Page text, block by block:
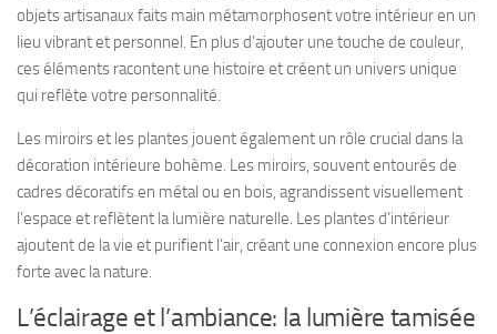
objets artisanaux faits main métamorphosent votre intérieur en un
lieu vibrant et personnel. En plus d’ajouter une touche de couleur,
ces éléments racontent une histoire et créent un univers unique
qui reflète votre personnalité.
Les miroirs et les plantes jouent également un rôle crucial dans la
décoration intérieure bohème. Les miroirs, souvent entourés de
cadres décoratifs en métal ou en bois, agrandissent visuellement
l’espace et reflètent la lumière naturelle. Les plantes d’intérieur
ajoutent de la vie et purifient l’air, créant une connexion encore plus
forte avec la nature.
L’éclairage et l’ambiance: la lumière tamisée